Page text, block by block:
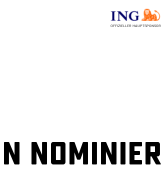
OFFIZIELLER HAUPTSPONSOR